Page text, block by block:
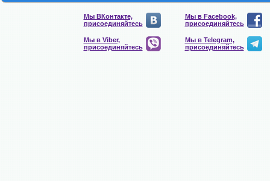
Мы ВКонтакте,
присоединяйтесь
Мы в Facebook,
присоединяйтесь
Мы в Viber,
присоединяйтесь
Мы в Telegram,
присоединяйтесь